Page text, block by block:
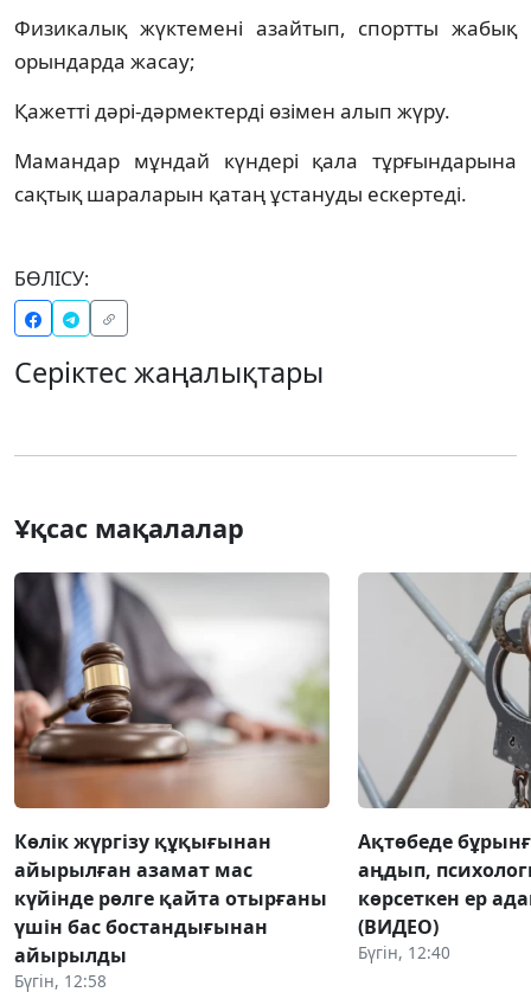
Физикалық жүктемені азайтып, спортты жабық
орындарда жасау;
Қажетті дәрі-дәрмектерді өзімен алып жүру.
Мамандар мұндай күндері қала тұрғындарына
сақтық шараларын қатаң ұстануды ескертеді.
БӨЛІСУ:
Серіктес жаңалықтары
Ұқсас мақалалар
Көлік жүргізу құқығынан
айырылған азамат мас
күйінде рөлге қайта отырғаны
үшін бас бостандығынан
айырылды
Бүгін, 12:58
Ақтөбеде
аңдып,
көрсеткен ер
(ВИДЕО)
Бүгін, 12:40